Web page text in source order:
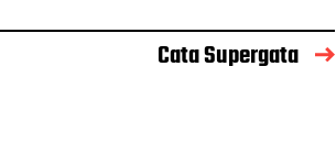
Cata Supergata